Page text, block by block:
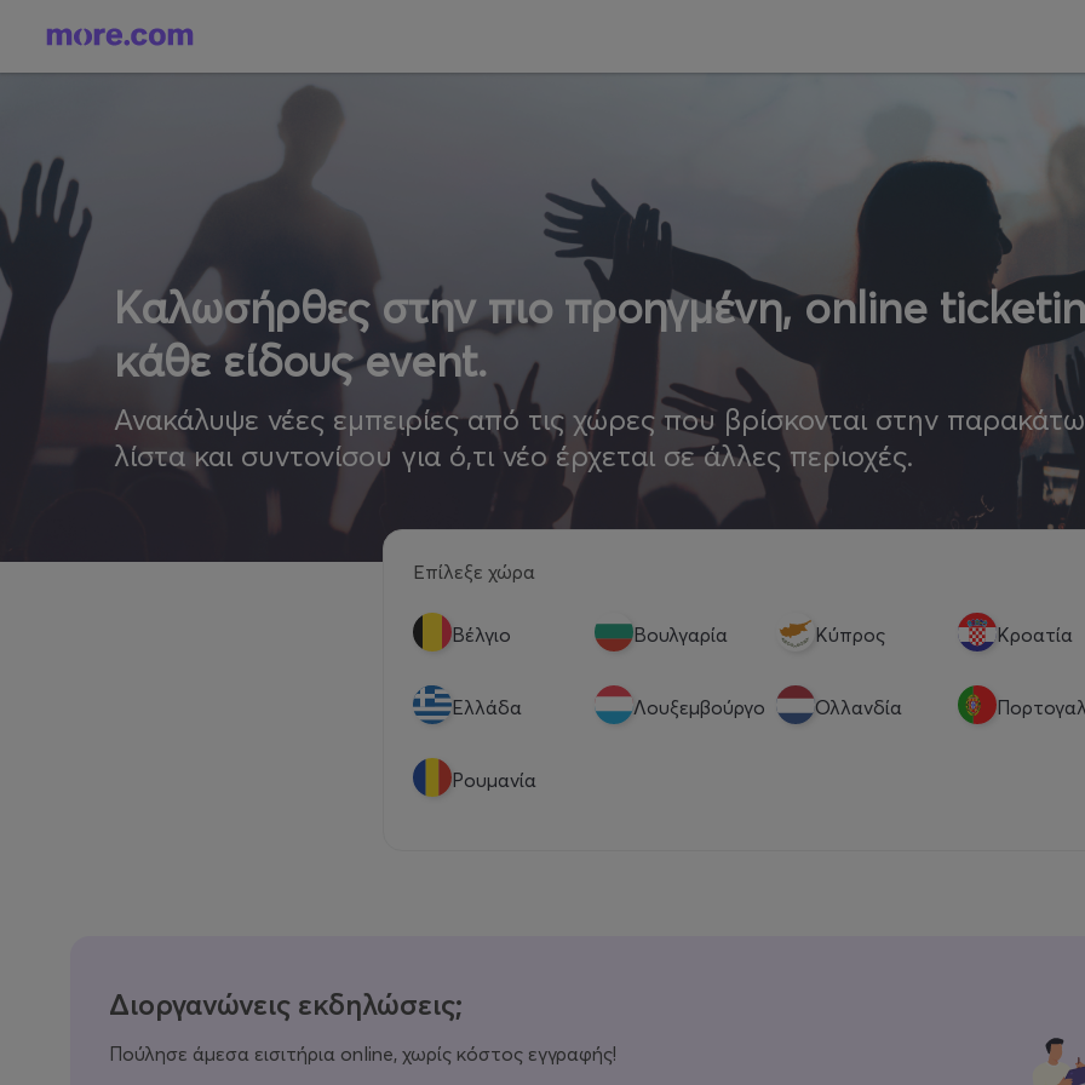
Καλωσήρθες στην πιο προηγμένη, online
κάθε είδους event.
Ανακάλυψε νέες εμπειρίες από τις χώρες που βρίσκονται στην παρακάτω
λίστα και συντονίσου για ό,τι νέο έρχεται σε άλλες περιοχές.
Επίλεξε χώρα
Βέλγιο Βουλγαρία Κύπρος Κροατία
Eλλάδα Λουξεμβούργο Ολλανδία
Ρουμανία
Διοργανώνεις εκδηλώσεις;
Πούλησε άμεσα εισιτήρια online, χωρίς κόστος εγγραφής!